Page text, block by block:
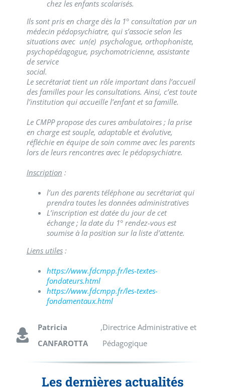
chez les enfants scolarisés.
Ils sont pris en charge dès la 1° consultation par un
médecin pédopsychiatre, qui s’associe selon les
situations avec un(e) psychologue, orthophoniste,
psychopédagogue, psychomotricienne, assistante
de service
Le secrétariat tient un rôle important dans l’accueil
des familles pour les consultations. Ainsi, c’est toute
l’institution qui accueille l’enfant et sa famille.
Le CMPP propose des cures ambulatoires ; la prise
en charge est souple, adaptable et évolutive,
réfléchie en équipe de soin comme avec les parents
lors de leurs rencontres avec le pédopsychiatre.
Inscription :
l’un des parents téléphone au secrétariat qui
prendra toutes les données administratives
L’inscription est datée du jour de cet
échange ; la date du 1° rendez-vous est
soumise à la position sur la liste d’attente.
Liens utiles:
https://www.fdcmpp.fr/les-textes-
fondateurs.html
https://www.fdcmpp.fr/les-textes-
fondamentaux.html
Patricia
CANFAROTTA
,Directrice Administrative et
Pédagogique
Les dernières actualités